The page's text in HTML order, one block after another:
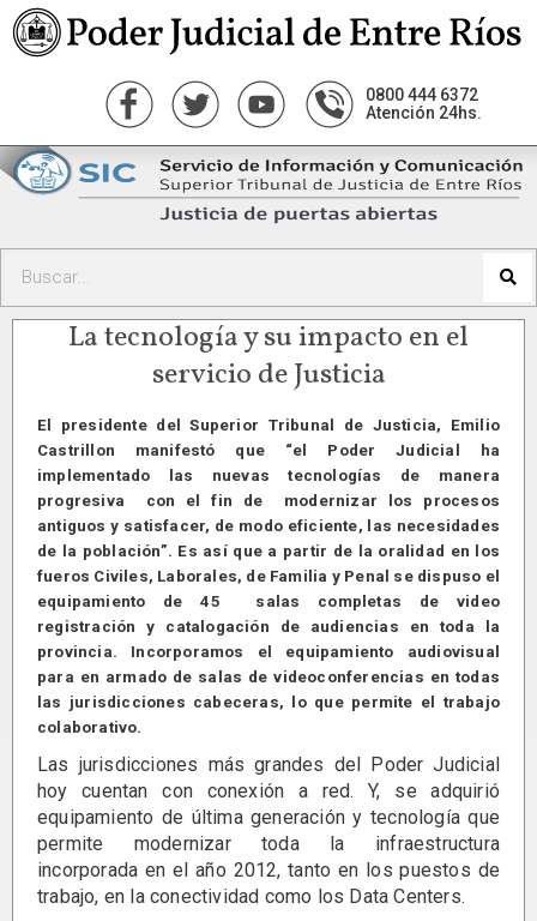
0800 444 6372
Atención 24hs.
La tecnología y su impacto en el
servicio de Justicia
El presidente del Superior Tribunal de Justicia, Emilio
Castrillon manifestó que “el Poder Judicial ha
implementado las nuevas tecnologías de manera
progresiva con el fin de modernizar los procesos
antiguos y satisfacer, de modo eficiente, las necesidades
de la población”. Es así que a partir de la oralidad en los
fueros Civiles, Laborales, de Familia y Penal se dispuso el
equipamiento de 45 salas completas de video
registración y catalogación de audiencias en toda la
provincia. Incorporamos el equipamiento audiovisual
para en armado de salas de videoconferencias en todas
las jurisdicciones cabeceras, lo que permite el trabajo
colaborativo.
Las jurisdicciones más grandes del Poder Judicial
hoy cuentan con conexión a red. Y, se adquirió
equipamiento de última generación y tecnología que
permite modernizar toda la infraestructura
incorporada en el año 2012, tanto en los puestos de
trabajo, en la conectividad como los Data Centers.